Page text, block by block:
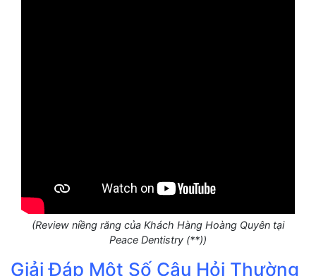
(Review niềng răng của Khách Hàng Hoàng Quyên tại
Peace Dentistry (**))
Giải Đáp Một Số Câu Hỏi Thường